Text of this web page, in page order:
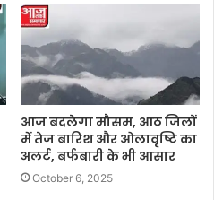
आज बदलेगा मौसम, आठ जिलों
में तेज बारिश और ओलावृष्टि का
अलर्ट, बर्फबारी के भी आसार
October 6, 2025